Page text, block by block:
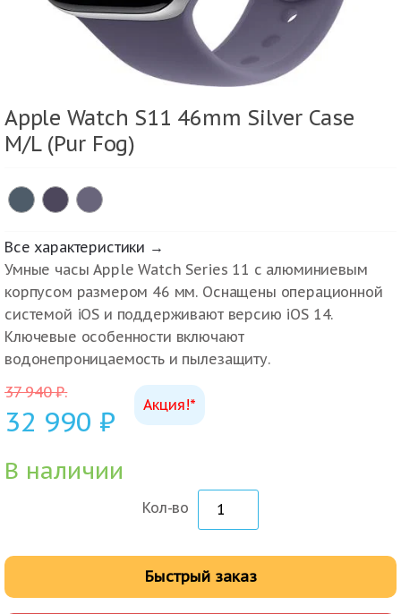
Apple Watch S11 46mm Silver Case
M/L (Pur Fog)
Все характеристики →
Умные часы Apple Watch Series 11 с алюминиевым
корпусом размером 46 мм. Оснащены операционной
системой iOS и поддерживают версию iOS 14.
Ключевые особенности включают
водонепроницаемость и пылезащиту.
Акция!*
37 940₽.
32 990 ₽
В наличии
Кол-во
Быстрый заказ